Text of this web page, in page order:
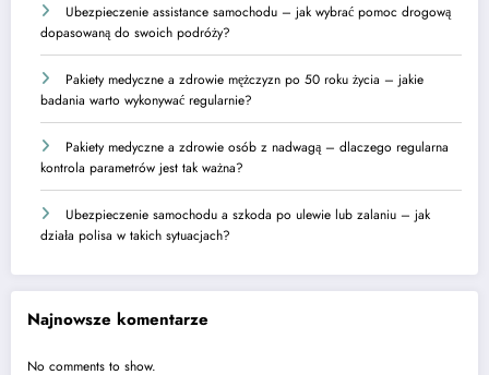
Ubezpieczenie assistance samochodu – jak wybrać pomoc drogową
dopasowaną do swoich podróży?
Pakiety medyczne a zdrowie mężczyzn po 50 roku życia – jakie
badania warto wykonywać regularnie?
Pakiety medyczne a zdrowie osób z nadwagą – dlaczego regularna
kontrola parametrów jest tak ważna?
Ubezpieczenie samochodu a szkoda po ulewie lub zalaniu – jak
działa polisa w takich sytuacjach?
Najnowsze komentarze
No comments to show.